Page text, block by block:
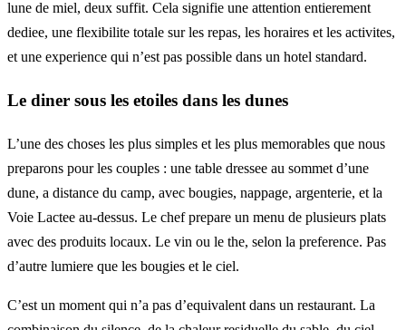
lune de miel, deux suffit. Cela signifie une attention entierement
dediee, une flexibilite totale sur les repas, les horaires et les activites,
et une experience qui n’est pas possible dans un hotel standard.
Le diner sous les etoiles dans les dunes
L’une des choses les plus simples et les plus memorables que nous
preparons pour les couples : une table dressee au sommet d’une
dune, a distance du camp, avec bougies, nappage, argenterie, et la
Voie Lactee au-dessus. Le chef prepare un menu de plusieurs plats
avec des produits locaux. Le vin ou le the, selon la preference. Pas
d’autre lumiere que les bougies et le ciel.
C’est un moment qui n’a pas d’equivalent dans un restaurant. La